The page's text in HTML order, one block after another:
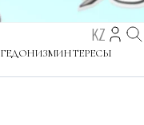
KZ
ГЕДОНИЗМИНТЕРЕСЫ